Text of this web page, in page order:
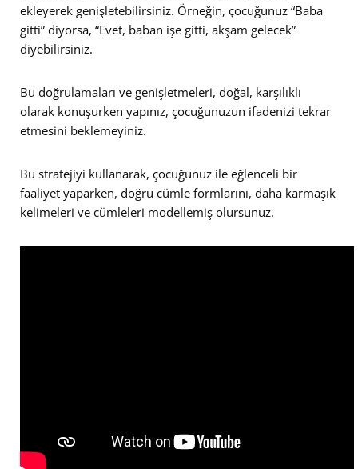
ekleyerek genişletebilirsiniz. Örneğin, çocuğunuz “Baba
gitti” diyorsa, “Evet, baban işe gitti, akşam gelecek”
diyebilirsiniz.
Bu doğrulamaları ve genişletmeleri, doğal, karşılıklı
olarak konuşurken yapınız, çocuğunuzun ifadenizi tekrar
etmesini beklemeyiniz.
Bu stratejiyi kullanarak, çocuğunuz ile eğlenceli bir
faaliyet yaparken, doğru cümle formlarını, daha karmaşık
kelimeleri ve cümleleri modellemiş olursunuz.